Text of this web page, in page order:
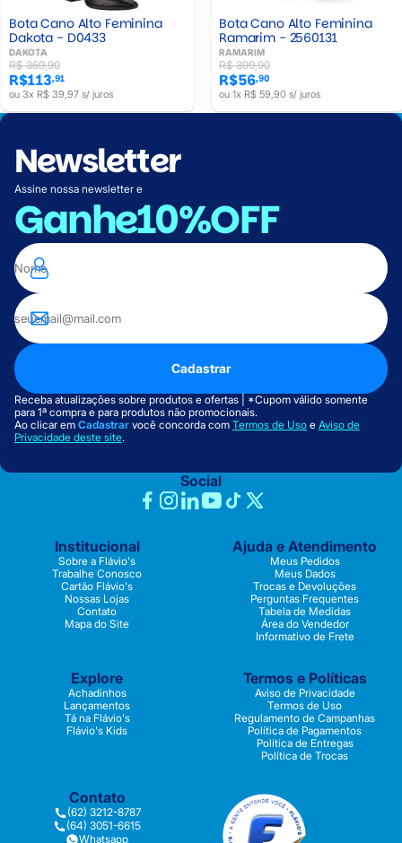
Bota Cano Alto Feminina
Dakota - D0433
DAKOTA
R$ 369,90
R$113,91
ou 3x R$ 39,97 s/ juros
Bota Cano Alto Feminina
Ramarim - 2560131
RAMARIM
R$ 399,90
R$56,90
ou 1x R$ 59,90 s/ juros
Newsletter
Assine nossa newsletter e
Ganhe10%OFF
Cadastrar
Receba atualizações sobre produtos e ofertas | *Cupom válido somente
para 1ª compra e para produtos não promocionais.
Ao clicar em Cadastrar você concorda com Termos de Uso e Aviso de
Privacidade deste site.
Social
Institucional
Sobre a Flávio's
Trabalhe Conosco
Cartão Flávio's
Nossas Lojas
Contato
Mapa do Site
Ajuda e Atendimento
Meus Pedidos
Meus Dados
Trocas e Devoluções
Perguntas Frequentes
Tabela de Medidas
Área do Vendedor
Informativo de Frete
Explore
Achadinhos
Lançamentos
Tá na Flávio's
Flávio's Kids
Termos e Políticas
Aviso de Privacidade
Termos de Uso
Regulamento de Campanhas
Política de Pagamentos
Política de Entregas
Política de Trocas
Contato
(62) 3212-8787
(64) 3051-6615
Whatsapp